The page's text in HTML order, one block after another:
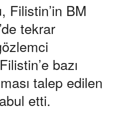
Filistin’in BM
tekrar
bazı
talep edilen
etti.